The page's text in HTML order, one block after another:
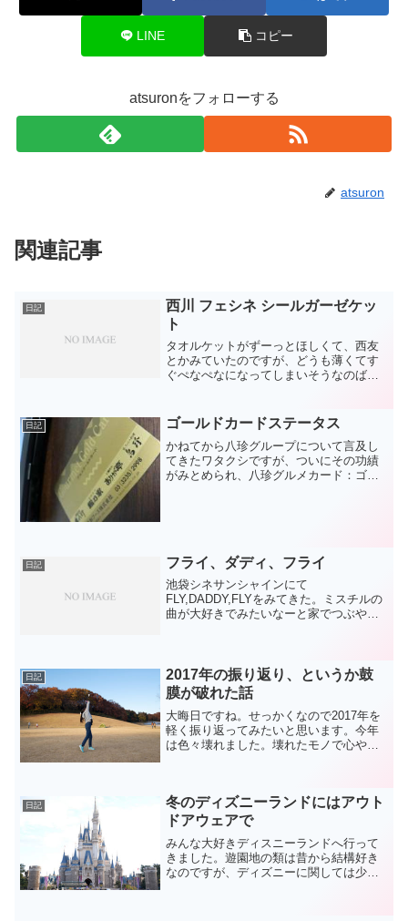
LINE コピー
atsuronをフォローする
atsuron
関連記事
日記
西川 フェシネ シールガーゼケッ
ト
タオルケットがずーっとほしくて、西友
とかみていたのですが、どうも薄くてす
ぐぺなぺなになってしまいそうなのばっ
ーゼケットというのは知らなかったんだ
けど、これすんごい...
日記 ゴールドカードステータス
かねてから八珍グループについて言及し
てきたワタクシですが、ついにその功績
がみとめられ、八珍グルメカード：ゴー
日記 フライ、ダディ、フライ
池袋シネサンシャインにて
FLY,DADDY,FLYをみてきた。ミスチルの
曲が大好きでみたいなーと家でつぶやい
なと思っていたのですが、...
日記
2017年の振り返り、というか鼓
膜が破れた話
大晦日ですね。せっかくなので2017年を
軽く振り返ってみたいと思います。今年
は色々壊れました。壊れたモノで心や財
日記
冬のディズニーランドにはアウト
ドアウェアで
みんな大好きディスニーランドへ行って
きました。遊園地の類は昔から結構好き
なのですが、ディズニーに関しては少し